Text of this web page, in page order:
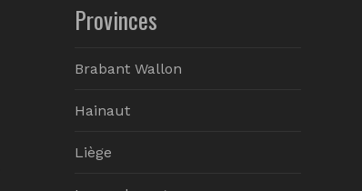
Provinces
Brabant Wallon
Hainaut
Liège